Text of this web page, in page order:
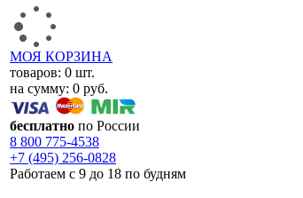
МОЯ КОРЗИНА
товаров: 0 шт.
на сумму: 0 руб.
бесплатно по России
8 800 775-4538
+7 (495) 256-0828
Работаем с 9 до 18 по будням